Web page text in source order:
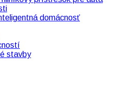
domácnosť
stavby